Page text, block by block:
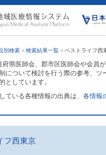
別検索 >検索結果一覧 > ベストライフ西
府県医師会、郡市区医師会や会員
について検討を行う際の参考、ツ
としています。
ている各種情報の出典は、各情報
フ西東京